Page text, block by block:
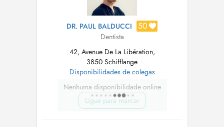
DR. PAUL BALDUCCI 50
Dentista
42, Avenue De La Libération,
3850 Schifflange
Disponibilidades de colegas
Nenhuma disponibilidade online
Ligue para marcar